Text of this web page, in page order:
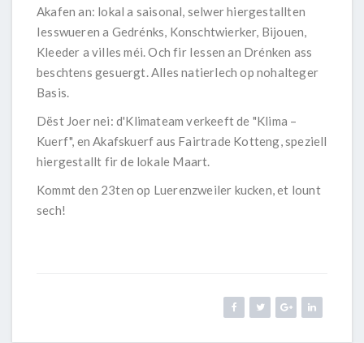
Akafen an: lokal a saisonal, selwer hiergestallten
Iesswueren a Gedrénks, Konschtwierker, Bijouen,
Kleeder a villes méi. Och fir Iessen an Drénken ass
beschtens gesuergt. Alles natierlech op nohalteger
Basis.
Dëst Joer nei: d'Klimateam verkeeft de "Klima –
Kuerf", en Akafskuerf aus Fairtrade Kotteng, speziell
hiergestallt fir de lokale Maart.
Kommt den 23ten op Luerenzweiler kucken, et lount
sech!